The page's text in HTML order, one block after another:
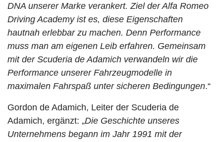
DNA unserer Marke verankert. Ziel der Alfa Romeo
Driving Academy ist es, diese Eigenschaften
hautnah erlebbar zu machen. Denn Performance
muss man am eigenen Leib erfahren. Gemeinsam
mit der Scuderia de Adamich verwandeln wir die
Performance unserer Fahrzeugmodelle in
maximalen Fahrspaß unter sicheren Bedingungen.“
Gordon de Adamich, Leiter der Scuderia de
Adamich, ergänzt: „Die Geschichte unseres
Unternehmens begann im Jahr 1991 mit der